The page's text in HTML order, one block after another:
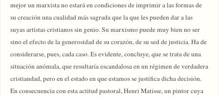
mejor un marxista no estará en condiciones de imprimir a las formas de
su creación una cualidad más sagrada que la que les pueden dar a las
suyas artistas cristianos sin genio. Su marxismo puede muy bien no ser
sino el efecto de la generosidad de su corazón, de su sed de justicia. Ha de
considerarse, pues, cada caso. Es evidente, concluye, que se trata de una
situación anómala, que resultaría escandalosa en un régimen de verdadera
cristiandad, pero en el estado en que estamos se justifica dicha decisión.
En consecuencia con esta actitud pastoral, Henri Matisse, un pintor cuya